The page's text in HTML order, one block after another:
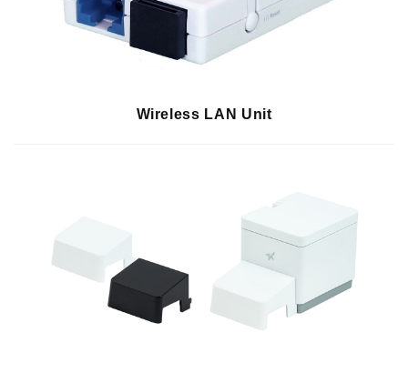
Wireless LAN Unit